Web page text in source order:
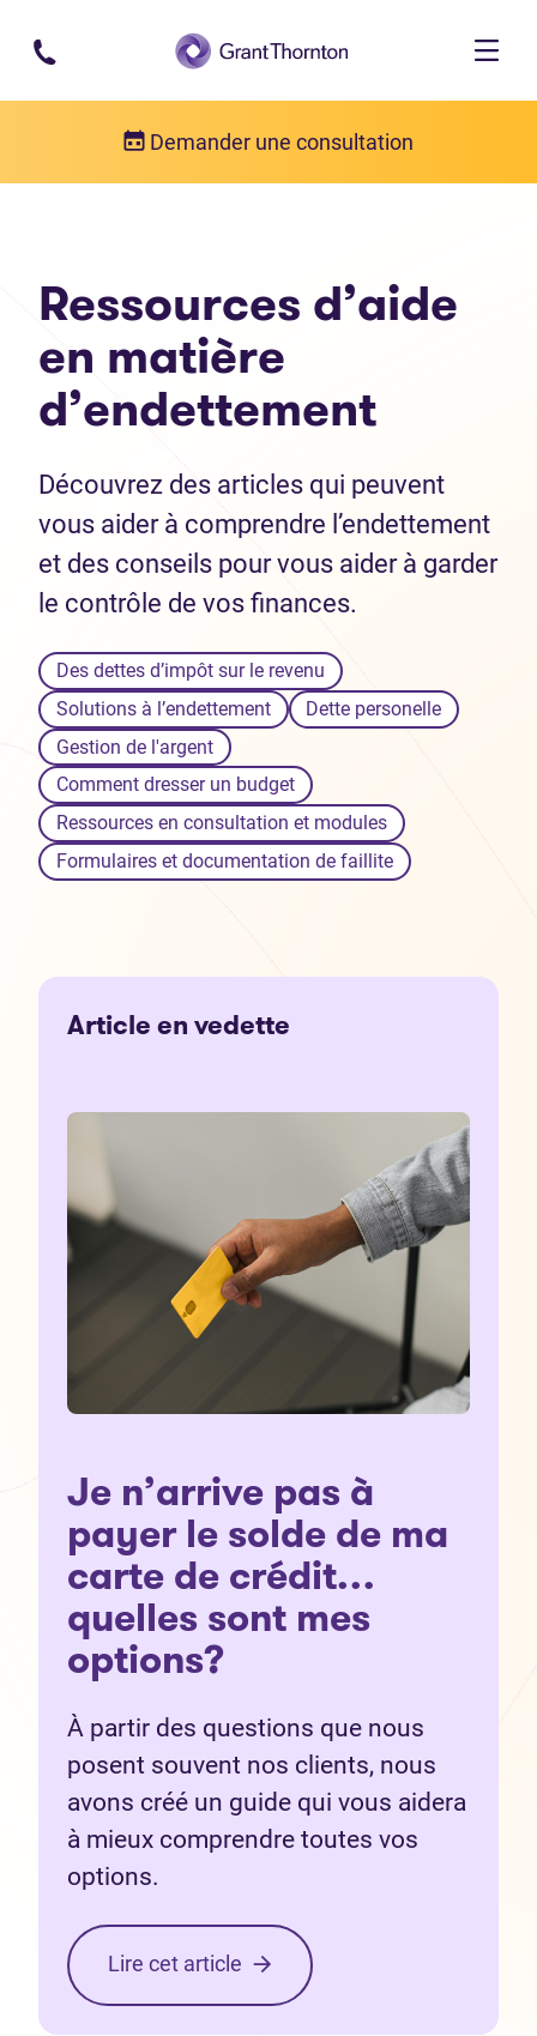
Passer au contenu principal
Demander une consultation
Ressources d’aide
en matière
d’endettement
Découvrez des articles qui peuvent
vous aider à comprendre l’endettement
et des conseils pour vous aider à garder
le contrôle de vos finances.
Des dettes d’impôt sur le revenu
Solutions à l’endettement
Dette personelle
Gestion de l'argent
Comment dresser un budget
Ressources en consultation et modules
Formulaires et documentation de faillite
Je n’arrive pas à
payer le solde de ma
carte de crédit…
quelles sont mes
options?
À partir des questions que nous
posent souvent nos clients, nous
avons créé un guide qui vous aidera
à mieux comprendre toutes vos
options.
Lire cet article
Article en vedette